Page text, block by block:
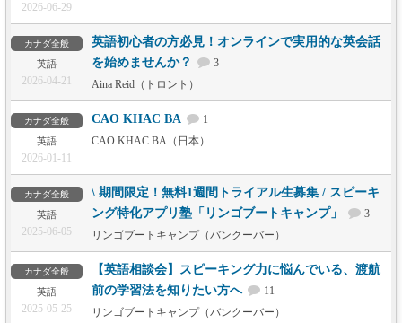
2026-06-29
カナダ全般
英語
2026-04-21
英語初心者の方必見！オンラインで実用的な英会話
を始めませんか？
3
Aina Reid（トロント）
カナダ全般
英語
2026-01-11
CAO KHAC BA
1
CAO KHAC BA（日本）
カナダ全般
英語
2025-06-05
\ 期間限定！無料1週間トライアル生募集 / スピーキ
ング特化アプリ塾「リンゴブートキャンプ」
3
リンゴブートキャンプ（バンクーバー）
カナダ全般
英語
2025-05-25
【英語相談会】スピーキング力に悩んでいる、渡航
前の学習法を知りたい方へ
11
リンゴブートキャンプ（バンクーバー）